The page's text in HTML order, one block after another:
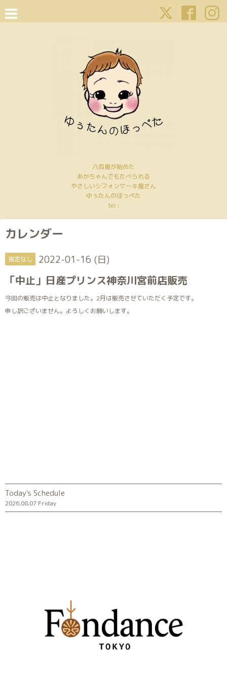
八百屋が始めた
あかちゃんでもたべられる
やさしいシフォンケーキ屋さん
ゆぅたんのほっぺた
tel :
カレンダー
指定なし 2022-01-16 (日)
「中止」日産プリンス神奈川宮前店販売
今回の販売は中止となりました。2月は販売させていただく予定です。
申し訳ございません。よろしくお願いします。
Today's Schedule
2026.08.07 Friday